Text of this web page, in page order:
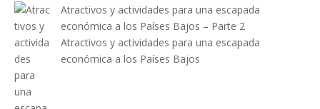
Atractivos y actividades para una escapada
económica a los Países Bajos – Parte 2
Atractivos y actividades para una escapada
económica a los Países Bajos